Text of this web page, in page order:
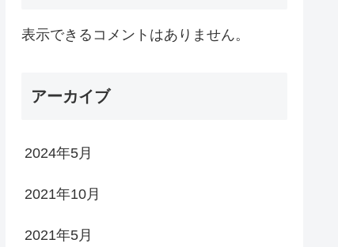
表示できるコメントはありません。
アーカイブ
2024年5月
2021年10月
2021年5月